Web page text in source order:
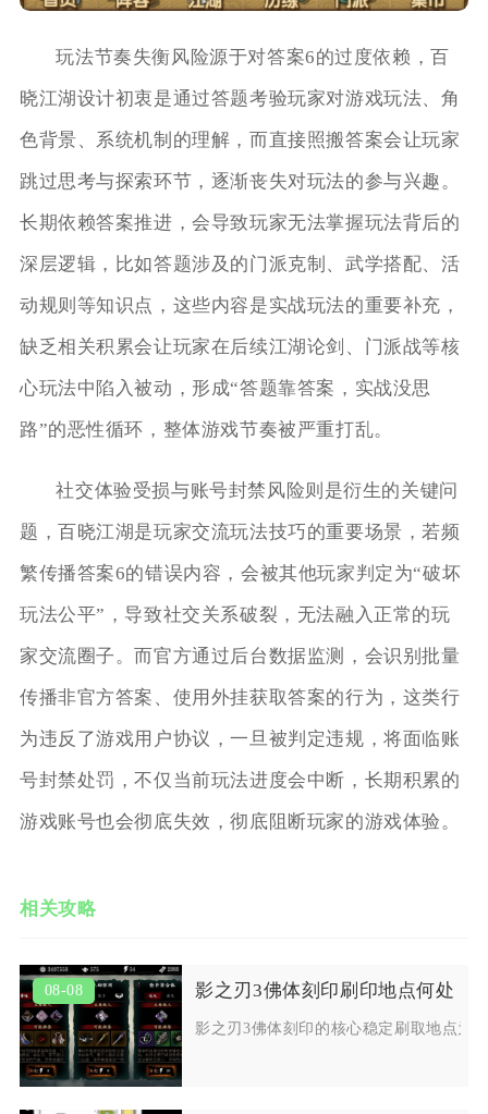
玩法节奏失衡风险源于对答案6的过度依赖，百
晓江湖设计初衷是通过答题考验玩家对游戏玩法、角
色背景、系统机制的理解，而直接照搬答案会让玩家
跳过思考与探索环节，逐渐丧失对玩法的参与兴趣。
长期依赖答案推进，会导致玩家无法掌握玩法背后的
深层逻辑，比如答题涉及的门派克制、武学搭配、活
动规则等知识点，这些内容是实战玩法的重要补充，
缺乏相关积累会让玩家在后续江湖论剑、门派战等核
心玩法中陷入被动，形成“答题靠答案，实战没思
路”的恶性循环，整体游戏节奏被严重打乱。
社交体验受损与账号封禁风险则是衍生的关键问
题，百晓江湖是玩家交流玩法技巧的重要场景，若频
繁传播答案6的错误内容，会被其他玩家判定为“破坏
玩法公平”，导致社交关系破裂，无法融入正常的玩
家交流圈子。而官方通过后台数据监测，会识别批量
传播非官方答案、使用外挂获取答案的行为，这类行
为违反了游戏用户协议，一旦被判定违规，将面临账
号封禁处罚，不仅当前玩法进度会中断，长期积累的
游戏账号也会彻底失效，彻底阻断玩家的游戏体验。
相关攻略
08-08 影之刃3佛体刻印刷印地点何处
影之刃3佛体刻印的核心稳定刷取地点为